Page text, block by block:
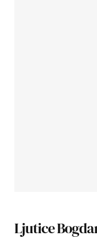
Ljutice